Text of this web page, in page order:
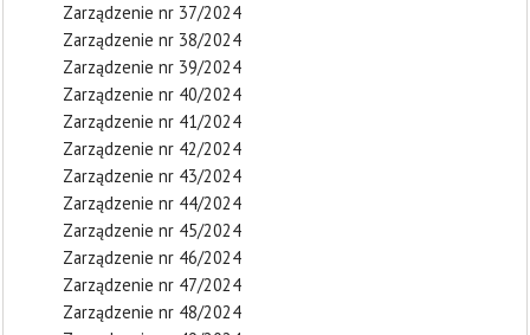
Zarządzenie nr 37/2024
Zarządzenie nr 38/2024
Zarządzenie nr 39/2024
Zarządzenie nr 40/2024
Zarządzenie nr 41/2024
Zarządzenie nr 42/2024
Zarządzenie nr 43/2024
Zarządzenie nr 44/2024
Zarządzenie nr 45/2024
Zarządzenie nr 46/2024
Zarządzenie nr 47/2024
Zarządzenie nr 48/2024